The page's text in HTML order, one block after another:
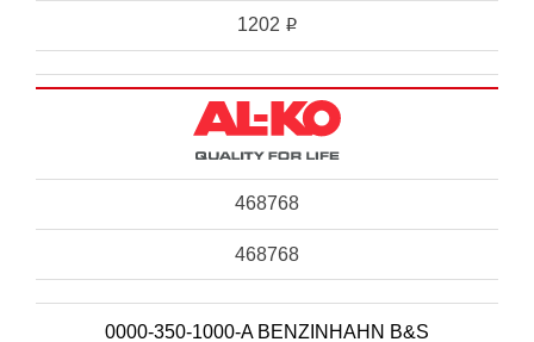
1202 i
468768
468768
0000-350-1000-A BENZINHAHN B&S